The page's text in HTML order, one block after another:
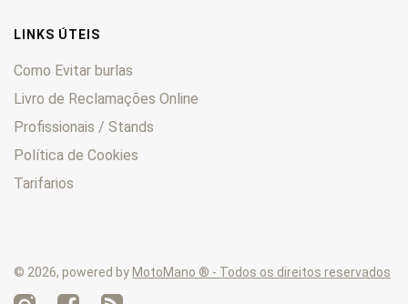
LINKS ÚTEIS
Como Evitar burlas
Livro de Reclamações Online
Profissionais / Stands
Política de Cookies
Tarifarios
© 2026, powered by MotoMano ® - Todos os direitos reservados